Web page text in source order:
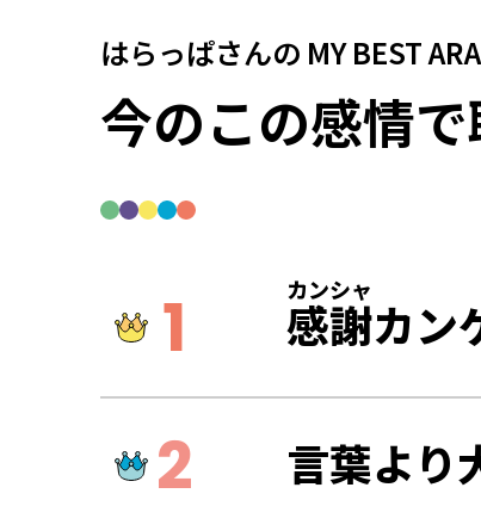
はらっぱさんの MY BEST
今のこの感情
感謝
カンシャ
カン
言葉より